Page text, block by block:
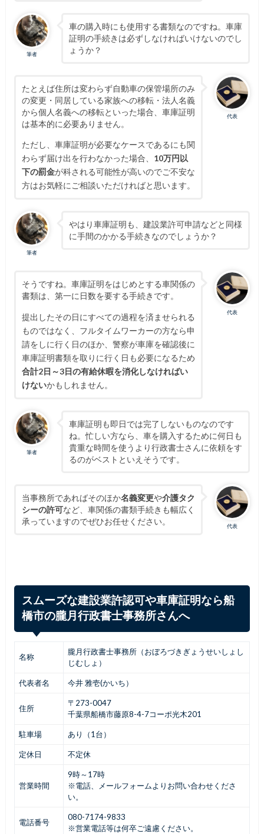
筆者
車の購入時にも使用する書類なのですね。車庫
証明の手続きは必ずしなければいけないのでし
ょうか？
代表
たとえば住所は変わらず自動車の保管場所のみ
の変更・同居している家族への移転・法人名義
から個人名義への移転といった場合、車庫証明
は基本的に必要ありません。
ただし、車庫証明が必要なケースであるにも関
わらず届け出を行わなかった場合、 10万円以
下の罰金が科される可能性が高いのでご不安な
方はお気軽にご相談いただければと思います。
筆者
やはり車庫証明も、建設業許可申請などと同様
に手間のかかる手続きなのでしょうか？
代表
そうですね。車庫証明をはじめとする車関係の
書類は、第一に日数を要する手続きです。
提出したその日にすべての過程を済ませられる
ものではなく、フルタイムワーカーの方なら申
請をしに行く日のほか、警察が車庫を確認後に
車庫証明書類を取りに行く日も必要になるため
合計2日～3日の有給休暇を消化しなければい
けないかもしれません。
筆者
車庫証明も即日では完了しないものなのです
ね。忙しい方なら、車を購入するために何日も
貴重な時間を使うより行政書士さんに依頼をす
るのがベストといえそうです。
代表
当事務所であればそのほか名義変更や介護タク
シーの許可など、車関係の書類手続きも幅広く
承っていますのでぜひお任せください。
スムーズな建設業許認可や車庫証明なら船
橋市の朧月行政書士事務所さんへ
名称
朧月行政書士事務所（おぼろづきぎょうせいしょし
じむしょ）
代表者名 今井 雅壱(かいち）
住所
〒273-0047
千葉県船橋市藤原8-4-7コーポ光木201
駐車場 あり（1台）
定休日 不定休
営業時間
9時～17時
※電話、メールフォームよりお問い合わせくださ
い。
電話番号
080-7174-9833
※営業電話等は何卒ご遠慮ください。